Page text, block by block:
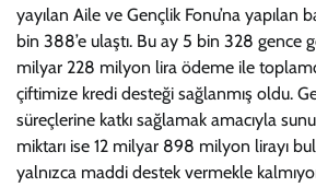
yayılan Aile ve Gençlik Fonu’na yapılan
bin 388’e ulaştı. Bu ay 5 bin 328 gence
milyar 228 milyon lira ödeme ile
çiftimize kredi desteği sağlanmış oldu.
süreçlerine katkı sağlamak amacıyla
miktarı ise 12 milyar 898 milyon lirayı
yalnızca maddi destek vermekle